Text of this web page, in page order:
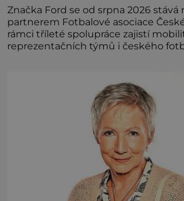
Značka Ford se od srpna 2026 stává
partnerem Fotbalové asociace
rámci tříleté spolupráce zajistí
reprezentačních týmů i českého